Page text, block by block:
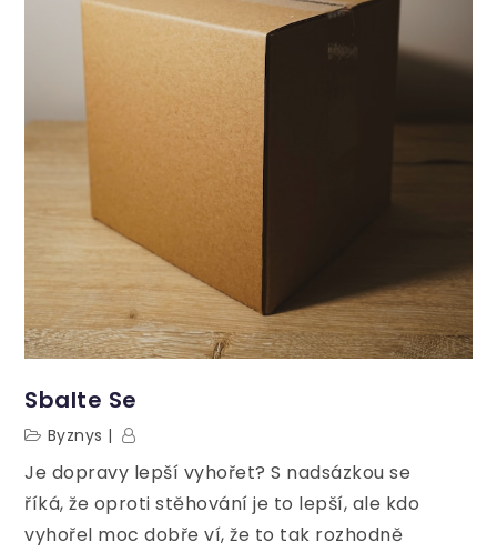
Sbalte Se
Byznys
Je dopravy lepší vyhořet? S nadsázkou se
říká, že oproti stěhování je to lepší, ale kdo
vyhořel moc dobře ví, že to tak rozhodně